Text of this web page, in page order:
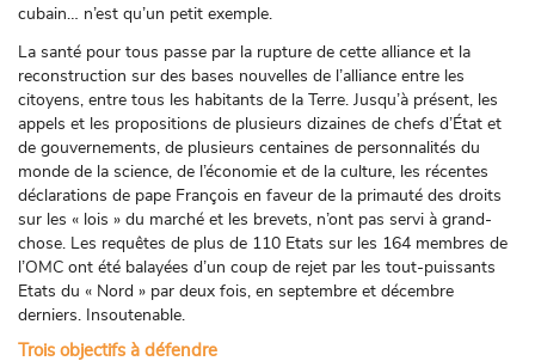
cubain… n’est qu’un petit exemple.
La santé pour tous passe par la rupture de cette alliance et la
reconstruction sur des bases nouvelles de l’alliance entre les
citoyens, entre tous les habitants de la Terre. Jusqu’à présent, les
appels et les propositions de plusieurs dizaines de chefs d’État et
de gouvernements, de plusieurs centaines de personnalités du
monde de la science, de l’économie et de la culture, les récentes
déclarations de pape François en faveur de la primauté des droits
sur les « lois » du marché et les brevets, n’ont pas servi à grand-
chose. Les requêtes de plus de 110 Etats sur les 164 membres de
l’OMC ont été balayées d’un coup de rejet par les tout-puissants
Etats du « Nord » par deux fois, en septembre et décembre
derniers. Insoutenable.
Trois objectifs à défendre